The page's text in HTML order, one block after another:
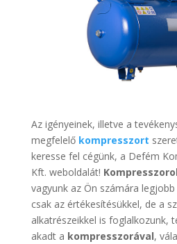
Az igényeinek, illetve a
megfelelő kompresszort
keresse fel cégünk, a Defém
Kft. weboldalát!
vagyunk az Ön számára
csak az értékesítésükkel, de a
alkatrészeikkel is foglalkozunk,
akadt a kompresszorával,